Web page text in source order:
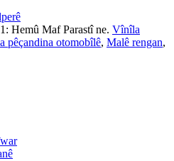
Hemû Maf Parastî ne. Vînîla
pêçandina otomobîlê, Malê rengan,